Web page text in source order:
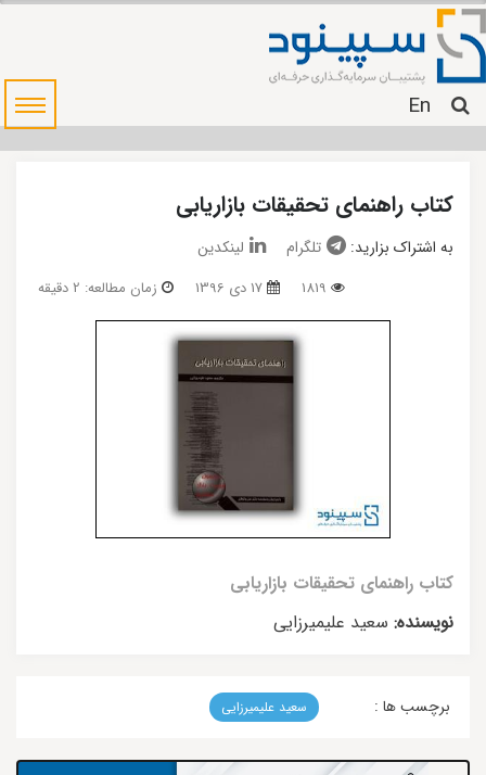
En
کتاب راهنمای تحقیقات بازاریابی
به اشتراک بزارید: تلگرام لینکدین
زمان مطالعه: 2 دقیقه
کتاب راهنمای تحقیقات بازاریابی
نویسنده: سعید علیمیرزایی
برچسب ها : سعید علیمیرزایی